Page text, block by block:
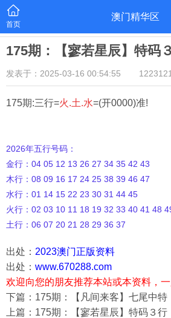
首页
澳门精华区
175期：【寥若星辰】特码
发表于：2025-03-16 00:54:55
175期:三行=火.土.水=(开0000)准!
2026年五行号码：
金行：04 05 12 13 26 27 34 35 42 43
木行：08 09 16 17 24 25 38 39 46 47
水行：01 14 15 22 23 30 31 44 45
火行：02 03 10 11 18 19 32 33 40 41 48
土行：06 07 20 21 28 29 36 37
出处： 2023澳门正版资料
出处： www.670288.com
欢迎向您的朋友推荐本站或本资料，一
下篇：175期：【凡间来客】七尾中特
上篇：175期：【寥若星辰】特码３行